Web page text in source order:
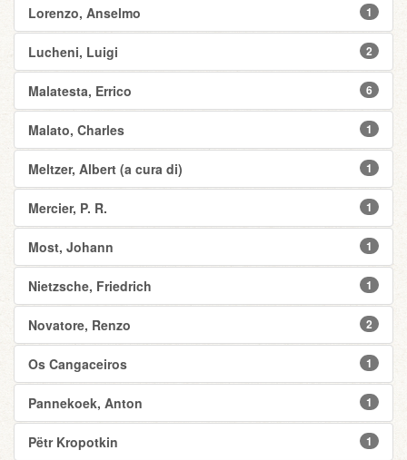
Lorenzo, Anselmo 1
Lucheni, Luigi 2
Malatesta, Errico 6
Malato, Charles 1
Meltzer, Albert (a cura di) 1
Mercier, P. R. 1
Most, Johann 1
Nietzsche, Friedrich 1
Novatore, Renzo 2
Os Cangaceiros 1
Pannekoek, Anton 1
Pëtr Kropotkin 1